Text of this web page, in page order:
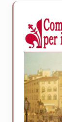
Sidebar